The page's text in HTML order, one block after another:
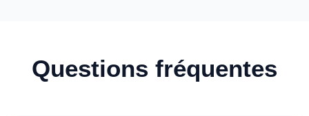
Questions fréquentes